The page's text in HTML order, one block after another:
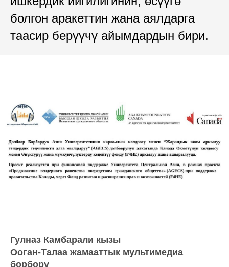
болгон аракеттин жана аялдарга
таасир берүүчү айымдардын бири.
Гулназ Камбарали кызы
Ооган-Талаа жамааттык мультимедиа
борбору